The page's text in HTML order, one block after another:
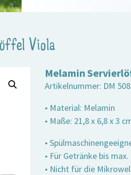
Viola
Melamin
Artikelnummer: DM
• Material: Melamin
• Maße: 21,8 x 6,8 x 3
•
• Für Getränke bis
• Nicht für die